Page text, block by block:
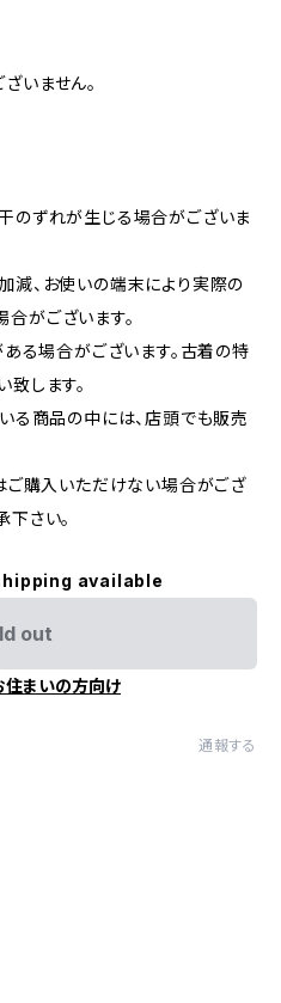
いません。
のずれが生じる場合がございま
減、お使いの端末により実際の
がございます。
る場合がございます。古着の特
します。
る商品の中には、店頭でも販売
購入いただけない場合がござ
下さい。
available
out
住まいの方向け
通報する